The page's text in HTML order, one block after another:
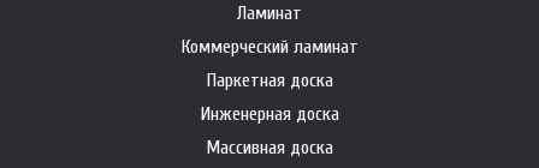
Ламинат
Коммерческий ламинат
Паркетная доска
Инженерная доска
Массивная доска